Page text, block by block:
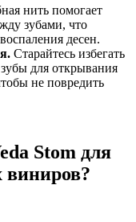
нить помогает
зубами, что
десен.
Старайтесь избегать
для открывания
не повредить
Stom для
виниров?